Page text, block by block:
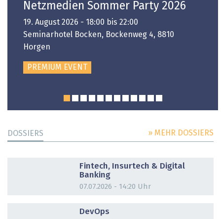
Netzmedien Sommer Party 2026
19. August 2026 - 18:00 bis 22:00
Seminarhotel Bocken, Bockenweg 4, 8810
Horgen
PREMIUM EVENT
DOSSIERS » MEHR DOSSIERS
Fintech, Insurtech & Digital
Banking
07.07.2026 - 14:20 Uhr
DevOps